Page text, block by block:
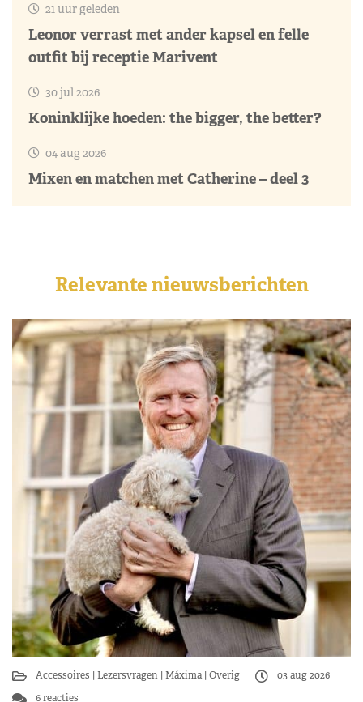
21 uur geleden
Leonor verrast met ander kapsel en felle
outfit bij receptie Marivent
30 jul 2026
Koninklijke hoeden: the bigger, the better?
04 aug 2026
Mixen en matchen met Catherine – deel 3
Relevante nieuwsberichten
Accessoires Lezersvragen Máxima Overig
03 aug 2026
6 reacties